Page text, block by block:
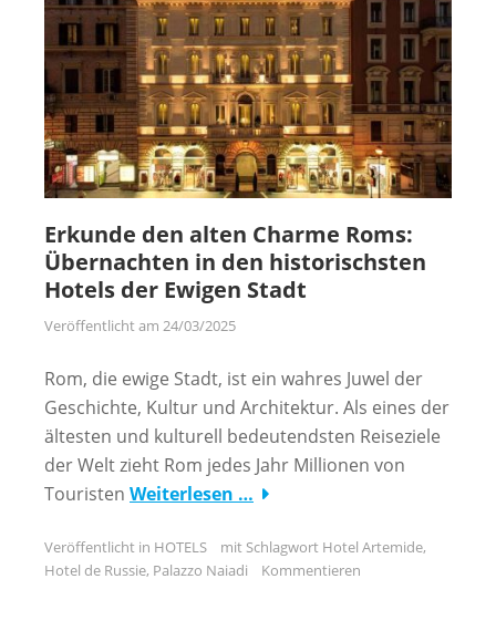
Erkunde den alten Charme Roms:
Übernachten in den historischsten
Hotels der Ewigen Stadt
Veröffentlicht am 24/03/2025
Rom, die ewige Stadt, ist ein wahres Juwel der
Geschichte, Kultur und Architektur. Als eines der
ältesten und kulturell bedeutendsten Reiseziele
der Welt zieht Rom jedes Jahr Millionen von
Touristen Weiterlesen …
Veröffentlicht in HOTELS mit Schlagwort Hotel Artemide,
Hotel de Russie, Palazzo Naiadi Kommentieren